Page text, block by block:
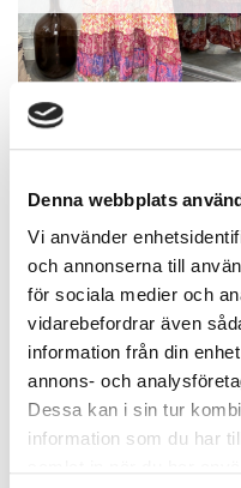
Denna webbplats
Vi använder
och annonserna till
för sociala medier och
vidarebefordrar även
information från din
annons- och
Dessa kan i sin tur
information som du har
745,63kr
UTSOLGT